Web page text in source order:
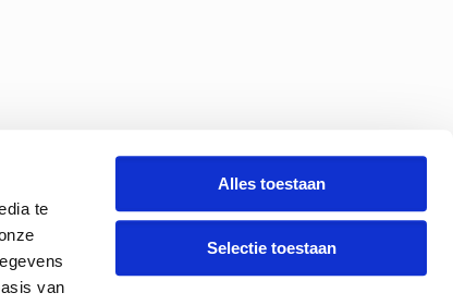
te
van
Alles toestaan
Selectie toestaan